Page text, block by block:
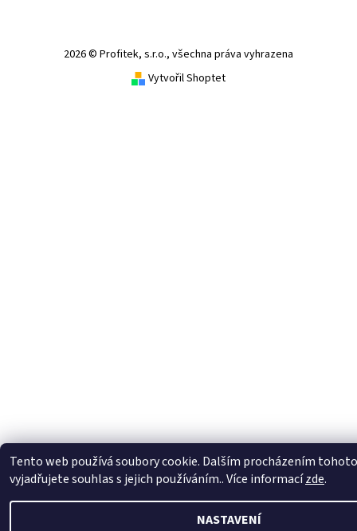
2026 © Profitek, s.r.o., všechna práva vyhrazena
Vytvořil Shoptet
Tento web používá soubory cookie. Dalším procházením
vyjadřujete souhlas s jejich používáním.. Více informacízde.
NASTAVENÍ